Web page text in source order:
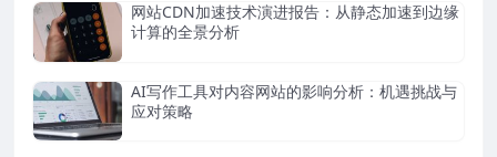
网站CDN加速技术演进报告：从静态加速到边缘
计算的全景分析
AI写作工具对内容网站的影响分析：机遇挑战与
应对策略